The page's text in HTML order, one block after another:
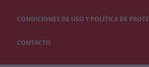
CONDICIONES DE USO Y POLÍTICA DE
CONTACTO